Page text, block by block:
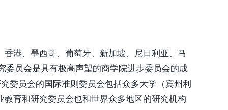
港、墨西哥、葡萄牙、新加坡、尼日利亚、马
委员会是具有极高声望的商学院进步委员会的成
委员会的国际准则委员会包括众多大学（宾州利
育和研究委员会也和世界众多地区的研究机构